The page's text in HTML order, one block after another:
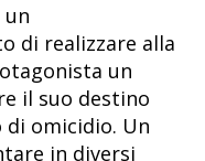
un
di realizzare alla
un
il suo destino
di omicidio. Un
in diversi